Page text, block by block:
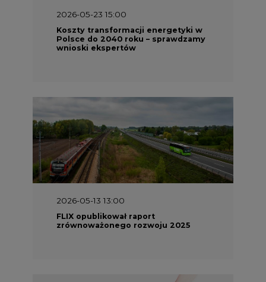
2026-05-23 15:00
Koszty transformacji energetyki w
Polsce do 2040 roku – sprawdzamy
wnioski ekspertów
2026-05-13 13:00
FLIX opublikował raport
zrównoważonego rozwoju 2025